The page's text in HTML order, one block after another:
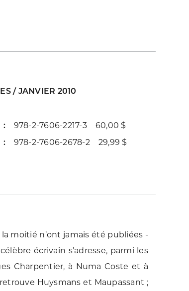
/ JANVIER 2010
978-2-7606-2217-3 60,00 $
978-2-7606-2678-2 29,99 $
moitié n’ont jamais été publiées -
écrivain s’adresse, parmi les
Charpentier, à Numa Coste et à
Huysmans et Maupassant ;